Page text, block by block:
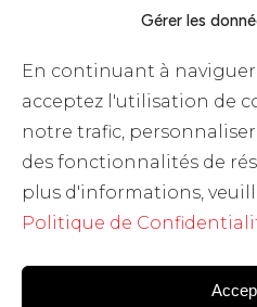
Gérer les
En continuant à naviguer
acceptez l'utilisation de
notre trafic,
des fonctionnalités de
plus d'informations,
Politique de
Blog Les RH
Contact
Politique de